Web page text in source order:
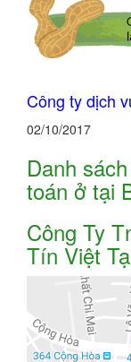
Công ty dịch
02/10/2017
Danh
toán ở tại
Công Ty
Tín Việt